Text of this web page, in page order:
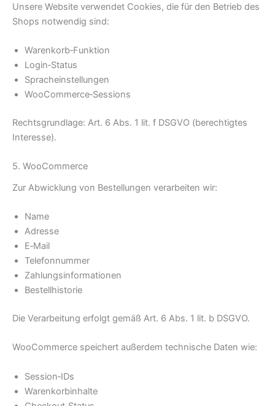
Unsere Website verwendet Cookies, die für den Betrieb des
Shops notwendig sind:
Warenkorb‑Funktion
Login‑Status
Spracheinstellungen
WooCommerce‑Sessions
Rechtsgrundlage: Art. 6 Abs. 1 lit. f DSGVO (berechtigtes
Interesse).
5. WooCommerce
Zur Abwicklung von Bestellungen verarbeiten wir:
Name
Adresse
E‑Mail
Telefonnummer
Zahlungsinformationen
Bestellhistorie
Die Verarbeitung erfolgt gemäß Art. 6 Abs. 1 lit. b DSGVO.
WooCommerce speichert außerdem technische Daten wie:
Session‑IDs
Warenkorbinhalte